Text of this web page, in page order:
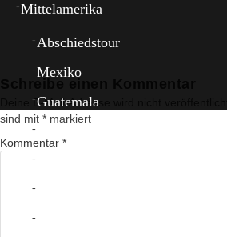
Mittelamerika
Abschiedstour
Mexiko
Guatemala
Deine E-Mail-Adresse wird nicht veröffentlicht.
sind mit * markiert
Kommentar *